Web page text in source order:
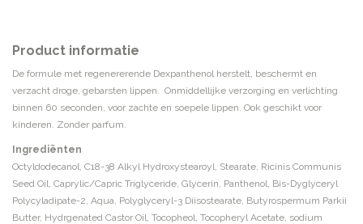
Product informatie
De formule met regenererende Dexpanthenol herstelt, beschermt en
verzacht droge, gebarsten lippen. Onmiddellijke verzorging en verlichting
binnen 60 seconden, voor zachte en soepele lippen. Ook geschikt voor
kinderen. Zonder parfum.
Ingrediënten
Octyldodecanol, C18-38 Alkyl Hydroxystearoyl, Stearate, Ricinis Communis
Seed Oil, Caprylic/Capric Triglyceride, Glycerin, Panthenol, Bis-Dyglyceryl
Polycyladipate-2, Aqua, Polyglyceryl-3 Diisostearate, Butyrospermum Parkii
Butter, Hydrgenated Castor Oil, Tocopheol, Tocopheryl Acetate, sodium